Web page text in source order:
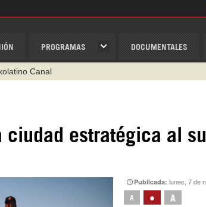
PROGRAMAS DOCUMENTALES
ciudad estratégica al
Publicada:lunes, 7 de
A • A